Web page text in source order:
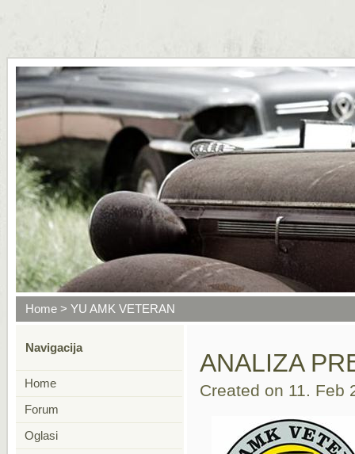
Home > YU AMK VETERAN
ANALIZA
Created on 11. Feb
Navigacija
Home
Forum
Oglasi